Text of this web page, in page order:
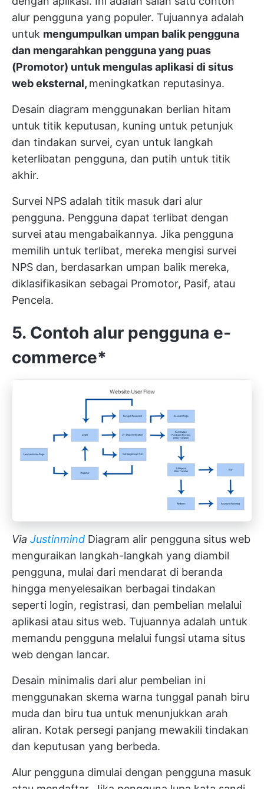
alur pengguna yang populer. Tujuannya adalah
untuk mengumpulkan umpan balik pengguna
dan mengarahkan pengguna yang puas
(Promotor) untuk mengulas aplikasi di situs
web eksternal, meningkatkan reputasinya.
Desain diagram menggunakan berlian hitam
untuk titik keputusan, kuning untuk petunjuk
dan tindakan survei, cyan untuk langkah
keterlibatan pengguna, dan putih untuk titik
akhir.
Survei NPS adalah titik masuk dari alur
pengguna. Pengguna dapat terlibat dengan
survei atau mengabaikannya. Jika pengguna
memilih untuk terlibat, mereka mengisi survei
NPS dan, berdasarkan umpan balik mereka,
diklasifikasikan sebagai Promotor, Pasif, atau
Pencela.
5. Contoh alur pengguna e-
commerce*
Via Justinmind Diagram alir pengguna situs web
menguraikan langkah-langkah yang diambil
pengguna, mulai dari mendarat di beranda
hingga menyelesaikan berbagai tindakan
seperti login, registrasi, dan pembelian melalui
aplikasi atau situs web. Tujuannya adalah untuk
memandu pengguna melalui fungsi utama situs
web dengan lancar.
Desain minimalis dari alur pembelian ini
menggunakan skema warna tunggal panah biru
muda dan biru tua untuk menunjukkan arah
aliran. Kotak persegi panjang mewakili tindakan
dan keputusan yang berbeda.
Alur pengguna dimulai dengan pengguna masuk